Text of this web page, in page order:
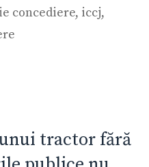
concediere, iccj,
unui tractor fără